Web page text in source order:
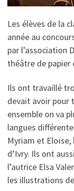
Les élèves de la
année au
par l’association
théâtre de papier
Ils ont travaillé
devait avoir pour
ensemble on va
langues
Myriam et
d’Ivry. Ils ont
l’autrice Elsa
les illustrations